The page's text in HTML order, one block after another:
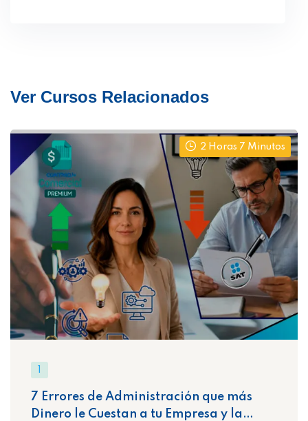
Ver Cursos Relacionados
2 Horas 7 Minutos
7 Errores de Administración que más
Dinero le Cuestan a tu Empresa y la